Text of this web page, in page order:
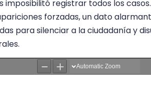
imposibilitó registrar todos los
forzadas, un dato
para silenciar a la ciudadanía y